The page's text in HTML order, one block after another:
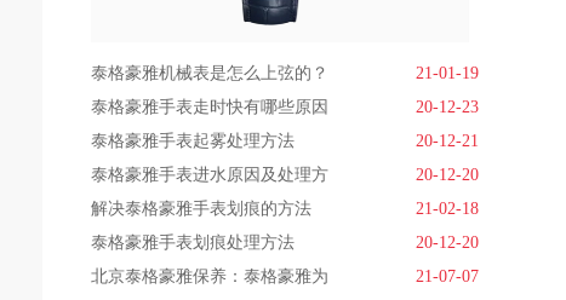
泰格豪雅机械表是怎么上弦的？
21-01-19
泰格豪雅手表走时快有哪些原因
20-12-23
泰格豪雅手表起雾处理方法
20-12-21
泰格豪雅手表进水原因及处理方
20-12-20
解决泰格豪雅手表划痕的方法
21-02-18
泰格豪雅手表划痕处理方法
20-12-20
北京泰格豪雅保养：泰格豪雅为
21-07-07